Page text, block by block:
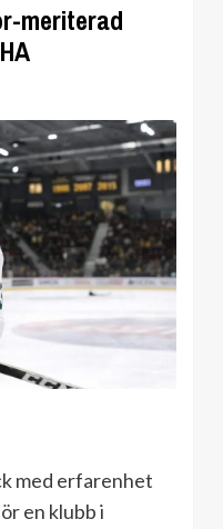
meriterad
med erfarenhet
en klubb i